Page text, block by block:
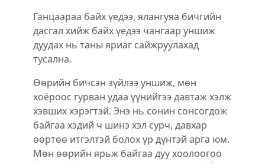
Ганцаараа байх үедээ, ялангуяа бичгийн
дасгал хийж байх үедээ чангаар уншиж
дуудах нь таны яриаг сайжруулахад
тусална.
Өөрийн бичсэн зүйлээ уншиж, мөн
хоёроос гурван удаа үүнийгээ давтаж хэлж
хэвших хэрэгтэй. Энэ нь сонин сонсогдож
байгаа хэдий ч шинэ хэл сурч, давхар
өөртөө итгэлтэй болох үр дүнтэй арга юм.
Мөн өөрийн ярьж байгаа дуу хоолоогоо